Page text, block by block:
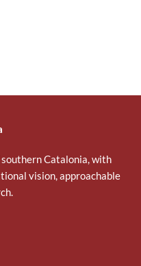
Catalonia, with
vision, approachable